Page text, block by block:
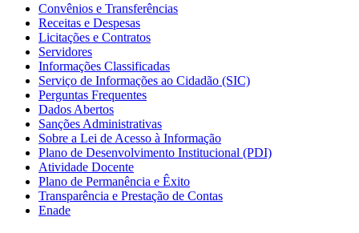
Convênios e Transferências
Receitas e Despesas
Licitações e Contratos
Servidores
Informações Classificadas
Serviço de Informações ao Cidadão (SIC)
Perguntas Frequentes
Dados Abertos
Sanções Administrativas
Sobre a Lei de Acesso à Informação
Plano de Desenvolvimento Institucional (PDI)
Atividade Docente
Plano de Permanência e Êxito
Transparência e Prestação de Contas
Enade